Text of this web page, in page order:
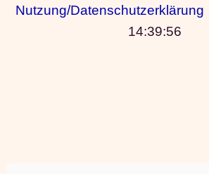
Nutzung/Datenschutzerklärung
14:39:56